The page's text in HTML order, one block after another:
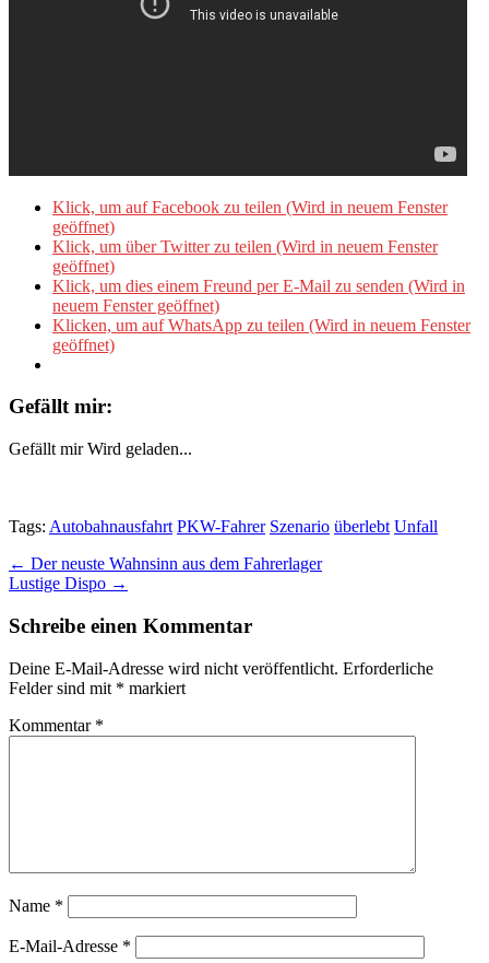
Klick, um auf Facebook zu teilen (Wird in neuem Fenster
geöffnet)
Klick, um über Twitter zu teilen (Wird in neuem Fenster
geöffnet)
Klick, um dies einem Freund per E-Mail zu senden (Wird in
neuem Fenster geöffnet)
Klicken, um auf WhatsApp zu teilen (Wird in neuem Fenster
geöffnet)
Gefällt mir:
Gefällt mir Wird geladen...
Tags: Autobahnausfahrt PKW-Fahrer Szenario überlebt Unfall
Post
navigation
← Der neuste Wahnsinn aus dem Fahrerlager
Lustige Dispo →
Schreibe einen Kommentar
Deine E-Mail-Adresse wird nicht veröffentlicht. Erforderliche
Felder sind mit * markiert
Kommentar *
Name *
E-Mail-Adresse *